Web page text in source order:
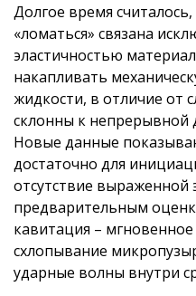
Долгое время
«ломаться» связана
эластичностью
накапливать
жидкости, в отличие от
склонны к
Новые данные
достаточно для
отсутствие выраженной
предварительным
кавитация –
схлопывание
ударные волны внутри